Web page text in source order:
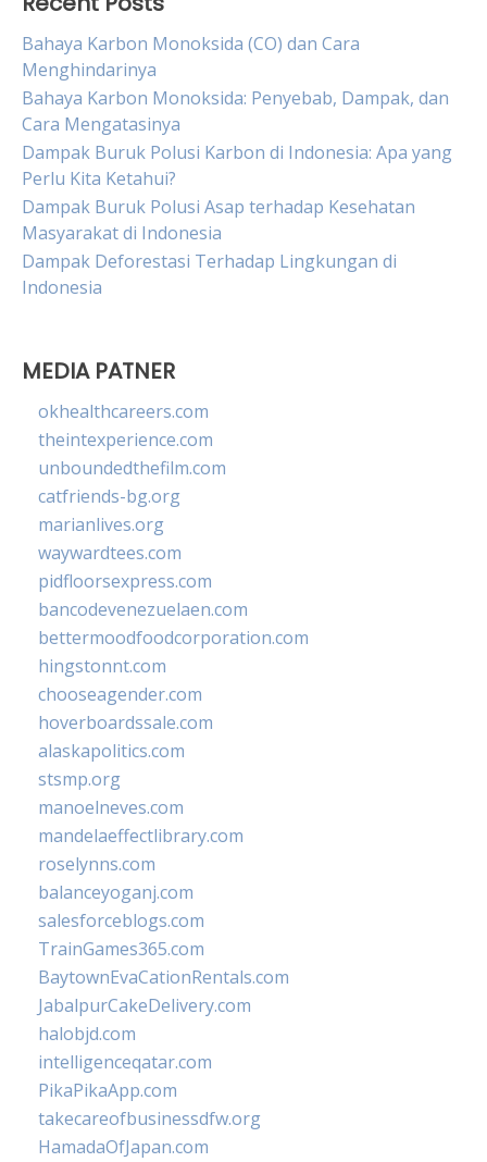
Bahaya Karbon Monoksida (CO) dan Cara
Menghindarinya
Bahaya Karbon Monoksida: Penyebab, Dampak, dan
Cara Mengatasinya
Dampak Buruk Polusi Karbon di Indonesia: Apa yang
Perlu Kita Ketahui?
Dampak Buruk Polusi Asap terhadap Kesehatan
Masyarakat di Indonesia
Dampak Deforestasi Terhadap Lingkungan di
Indonesia
MEDIA PATNER
okhealthcareers.com
theintexperience.com
unboundedthefilm.com
catfriends-bg.org
marianlives.org
waywardtees.com
pidfloorsexpress.com
bancodevenezuelaen.com
bettermoodfoodcorporation.com
hingstonnt.com
chooseagender.com
hoverboardssale.com
alaskapolitics.com
stsmp.org
manoelneves.com
mandelaeffectlibrary.com
roselynns.com
balanceyoganj.com
salesforceblogs.com
TrainGames365.com
BaytownEvaCationRentals.com
JabalpurCakeDelivery.com
halobjd.com
intelligenceqatar.com
PikaPikaApp.com
takecareofbusinessdfw.org
HamadaOfJapan.com